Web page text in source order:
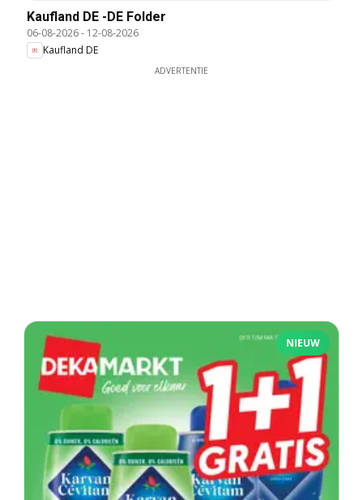
Kaufland DE -DE Folder
06-08-2026- 12-08-2026
Kaufland DE
ADVERTENTIE
NIEUW